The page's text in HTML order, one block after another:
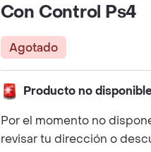
Con Control Ps4
Agotado
Producto no
Por el momento no
revisar tu dirección o